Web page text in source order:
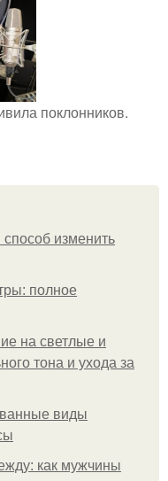
поклонников.
изменить
полное
на светлые и
тона и ухода за
виды
как мужчины